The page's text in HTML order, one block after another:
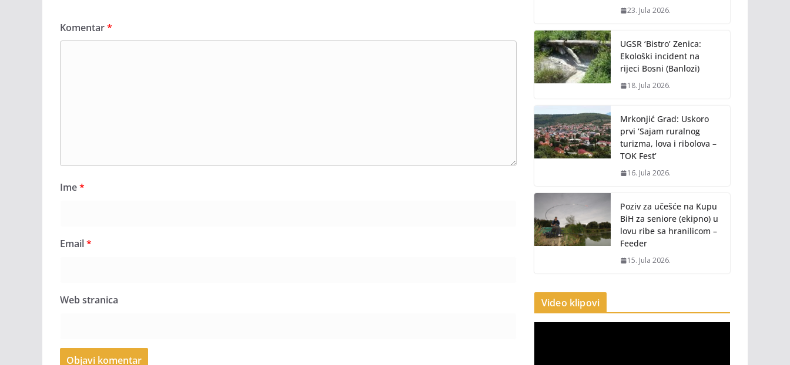
Komentar*
Ime*
Email*
Web stranica
23. Jula 2026.
UGSR ‘Bistro’ Zenica:
Ekološki incident na
rijeci Bosni (Banlozi)
18. Jula 2026.
Mrkonjić Grad: Uskoro
prvi ‘Sajam ruralnog
turizma, lova i ribolova –
TOK Fest’
16. Jula 2026.
Poziv za učešće na Kupu
BiH za seniore (ekipno) u
lovu ribe sa hranilicom –
Feeder
15. Jula 2026.
Video klipovi